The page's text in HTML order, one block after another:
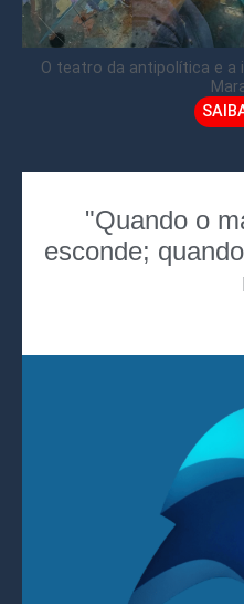
O teatro da antipolítica e a
"Quando o
esconde;